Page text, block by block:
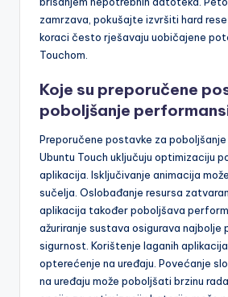
zamrzava, pokušajte izvršiti hard
koraci često rješavaju uobičajene
Touchom.
Koje su preporučene
poboljšanje
Preporučene postavke za
Ubuntu Touch uključuju optimizaciju
aplikacija. Isključivanje animacija
sučelja. Oslobađanje resursa
aplikacija također poboljšava
ažuriranje sustava osigurava najbolje
sigurnost. Korištenje laganih
opterećenje na uređaju. Povećanje
na uređaju može poboljšati brzinu